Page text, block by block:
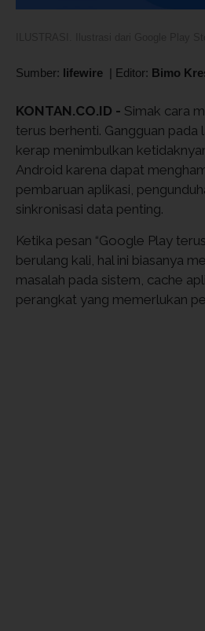
Sumber: lifewire | Editor: Bimo
KONTAN.CO.ID - Simak cara
terus berhenti. Gangguan pada
kerap menimbulkan
Android karena dapat
pembaruan aplikasi,
sinkronisasi data penting.
Ketika pesan “Google Play
berulang kali, hal ini biasanya
masalah pada sistem, cache
perangkat yang memerlukan